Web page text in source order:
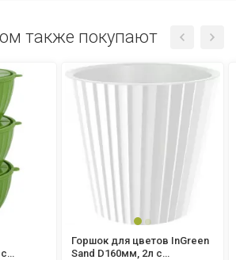
также покупают
Горшок для цветов InGreen
Sand D160мм, 2л c